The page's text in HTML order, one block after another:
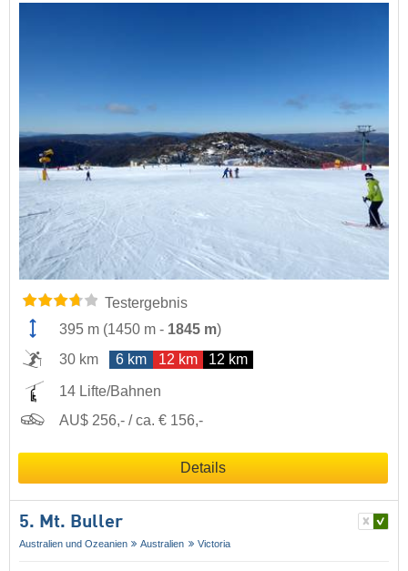
Testergebnis
395 m (1450 m - 1845 m)
30 km
6 km 12 km 12 km
14 Lifte/Bahnen
AU$ 256,- / ca. € 156,-
Details
5. Mt. Buller
Australien und Ozeanien Australien Victoria